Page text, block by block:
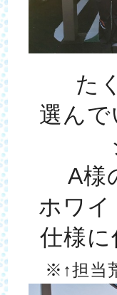
た
選ん
A様
ホワ
仕様に
※↑担当